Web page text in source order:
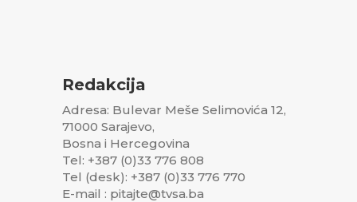
Redakcija
Adresa: Bulevar Meše Selimovića 12,
71000 Sarajevo,
Bosna i Hercegovina
Tel: +387 (0)33 776 808
Tel (desk): +387 (0)33 776 770
E-mail : pitajte@tvsa.ba